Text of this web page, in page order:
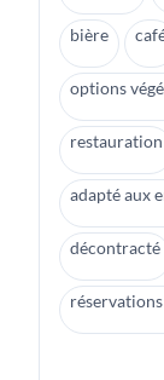
bière
options
restauration
adapté aux
décontracté